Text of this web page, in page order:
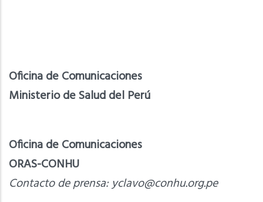
Oficina de Comunicaciones
Ministerio de Salud del Perú
Oficina de Comunicaciones
ORAS-CONHU
Contacto de prensa:yclavo@conhu.org.pe